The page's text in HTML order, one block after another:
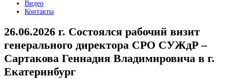
Видео
Контакты
26.06.2026 г. Состоялся рабочий визит
генерального директора СРО СУЖдР –
Сартакова Геннадия Владимировича в г.
Екатеринбург